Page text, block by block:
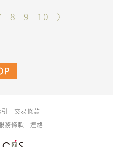
8 9 10
〉
| 交易條款
務條款 | 連絡